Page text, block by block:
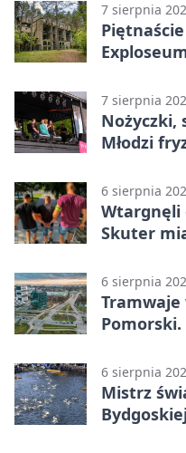
7 sierpnia
7 sierpnia
Nożyczki,
Młodzi
6 sierpnia
Wtargnęli
Skuter
6 sierpnia
6 sierpnia
Mistrz